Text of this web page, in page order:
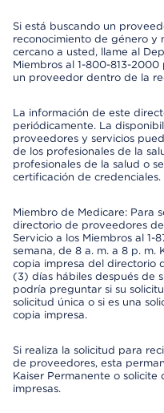
Si está buscando un
reconocimiento de género
cercano a usted, llame al
Miembros al 1-800-813-
un proveedor dentro de la
La información de este
periódicamente. La
proveedores y servicios
de los profesionales de la
profesionales de la salud o
certificación de credenciales.
Miembro de Medicare: Para
directorio de proveedores
Servicio a los Miembros al 1-
semana, de 8 a. m. a 8 p. m.
copia impresa del directorio
(3) días hábiles después de
podría preguntar si su
solicitud única o si es una
copia impresa.
Si realiza la solicitud para
de proveedores, esta
Kaiser Permanente o
impresas.